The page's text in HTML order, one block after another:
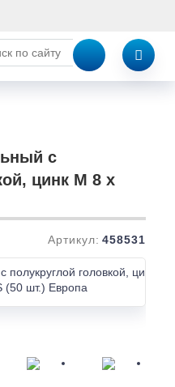
с
цинк M 8 x
Артикул: 458531